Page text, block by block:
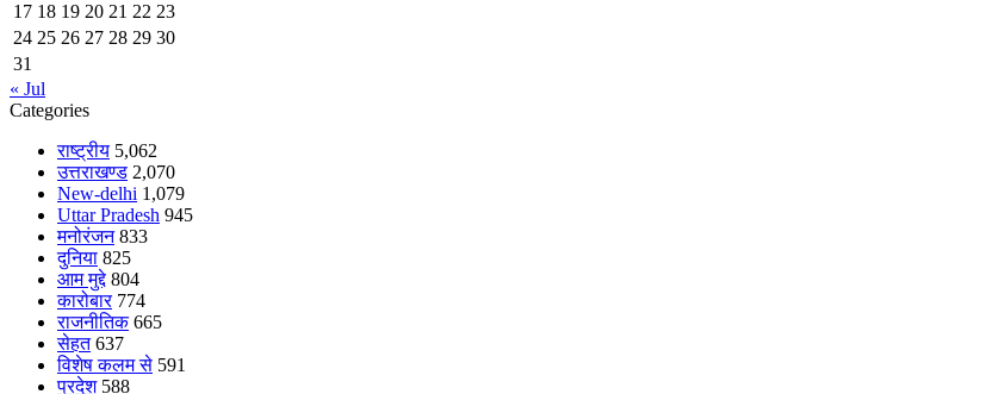
17 18 19 20 21 22 23
24 25 26 27 28 29 30
31
« Jul
Categories
राष्ट्रीय 5,062
उत्तराखण्ड 2,070
New-delhi 1,079
Uttar Pradesh 945
मनोरंजन 833
दुनिया 825
आम मुद्दे 804
कारोबार 774
राजनीतिक 665
सेहत 637
विशेष कलम से 591
प्रदेश 588